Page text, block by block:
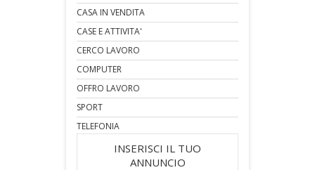
CASA IN VENDITA
CASE E ATTIVITA'
CERCO LAVORO
COMPUTER
OFFRO LAVORO
SPORT
TELEFONIA
INSERISCI IL TUO
ANNUNCIO